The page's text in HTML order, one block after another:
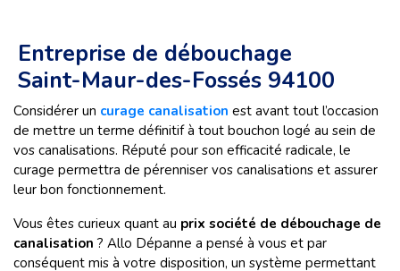
Entreprise de débouchage
Saint-Maur-des-Fossés 94100
Considérer un curage canalisation est avant tout l’occasion
de mettre un terme définitif à tout bouchon logé au sein de
vos canalisations. Réputé pour son efficacité radicale, le
curage permettra de pérenniser vos canalisations et assurer
leur bon fonctionnement.
Vous êtes curieux quant au prix société de débouchage de
canalisation ? Allo Dépanne a pensé à vous et par
conséquent mis à votre disposition, un système permettant